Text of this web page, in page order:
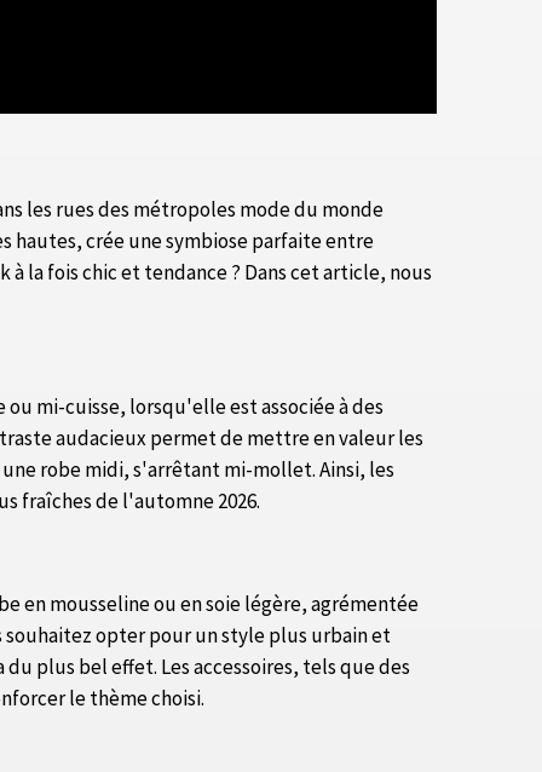
les rues des métropoles mode du monde
hautes, crée une symbiose parfaite entre
la fois chic et tendance ? Dans cet article, nous
mi-cuisse, lorsqu'elle est associée à des
audacieux permet de mettre en valeur les
robe midi, s'arrêtant mi-mollet. Ainsi, les
fraîches de l'automne 2026.
en mousseline ou en soie légère, agrémentée
opter pour un style plus urbain et
plus bel effet. Les accessoires, tels que des
le thème choisi.